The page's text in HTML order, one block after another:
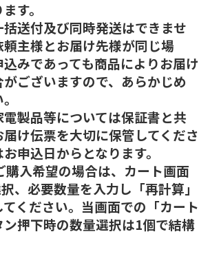
す。
送付及び同時発送はできませ
主様とお届け先様が同じ場
みであっても商品によりお届け
ございますので、あらかじめ
製品等については保証書と共
け伝票を大切に保管してくださ
申込日からとなります。
入希望の場合は、カート画面
、必要数量を入力し「再計算」
ください。当画面での「カート
押下時の数量選択は1個で結構